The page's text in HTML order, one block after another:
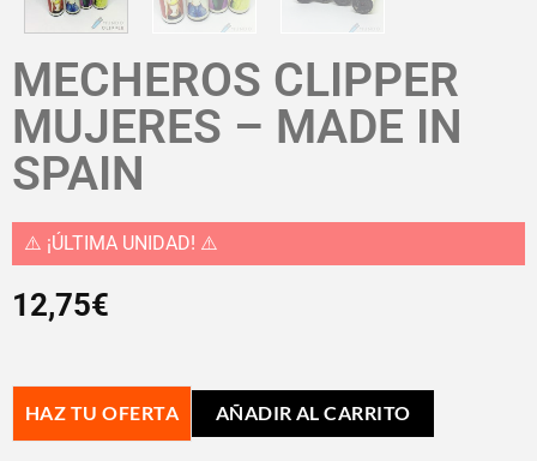
MECHEROS CLIPPER
MUJERES – MADE IN
SPAIN
⚠️ ¡ÚLTIMA UNIDAD! ⚠️
12,75€
HAZ TU OFERTA AÑADIR AL CARRITO